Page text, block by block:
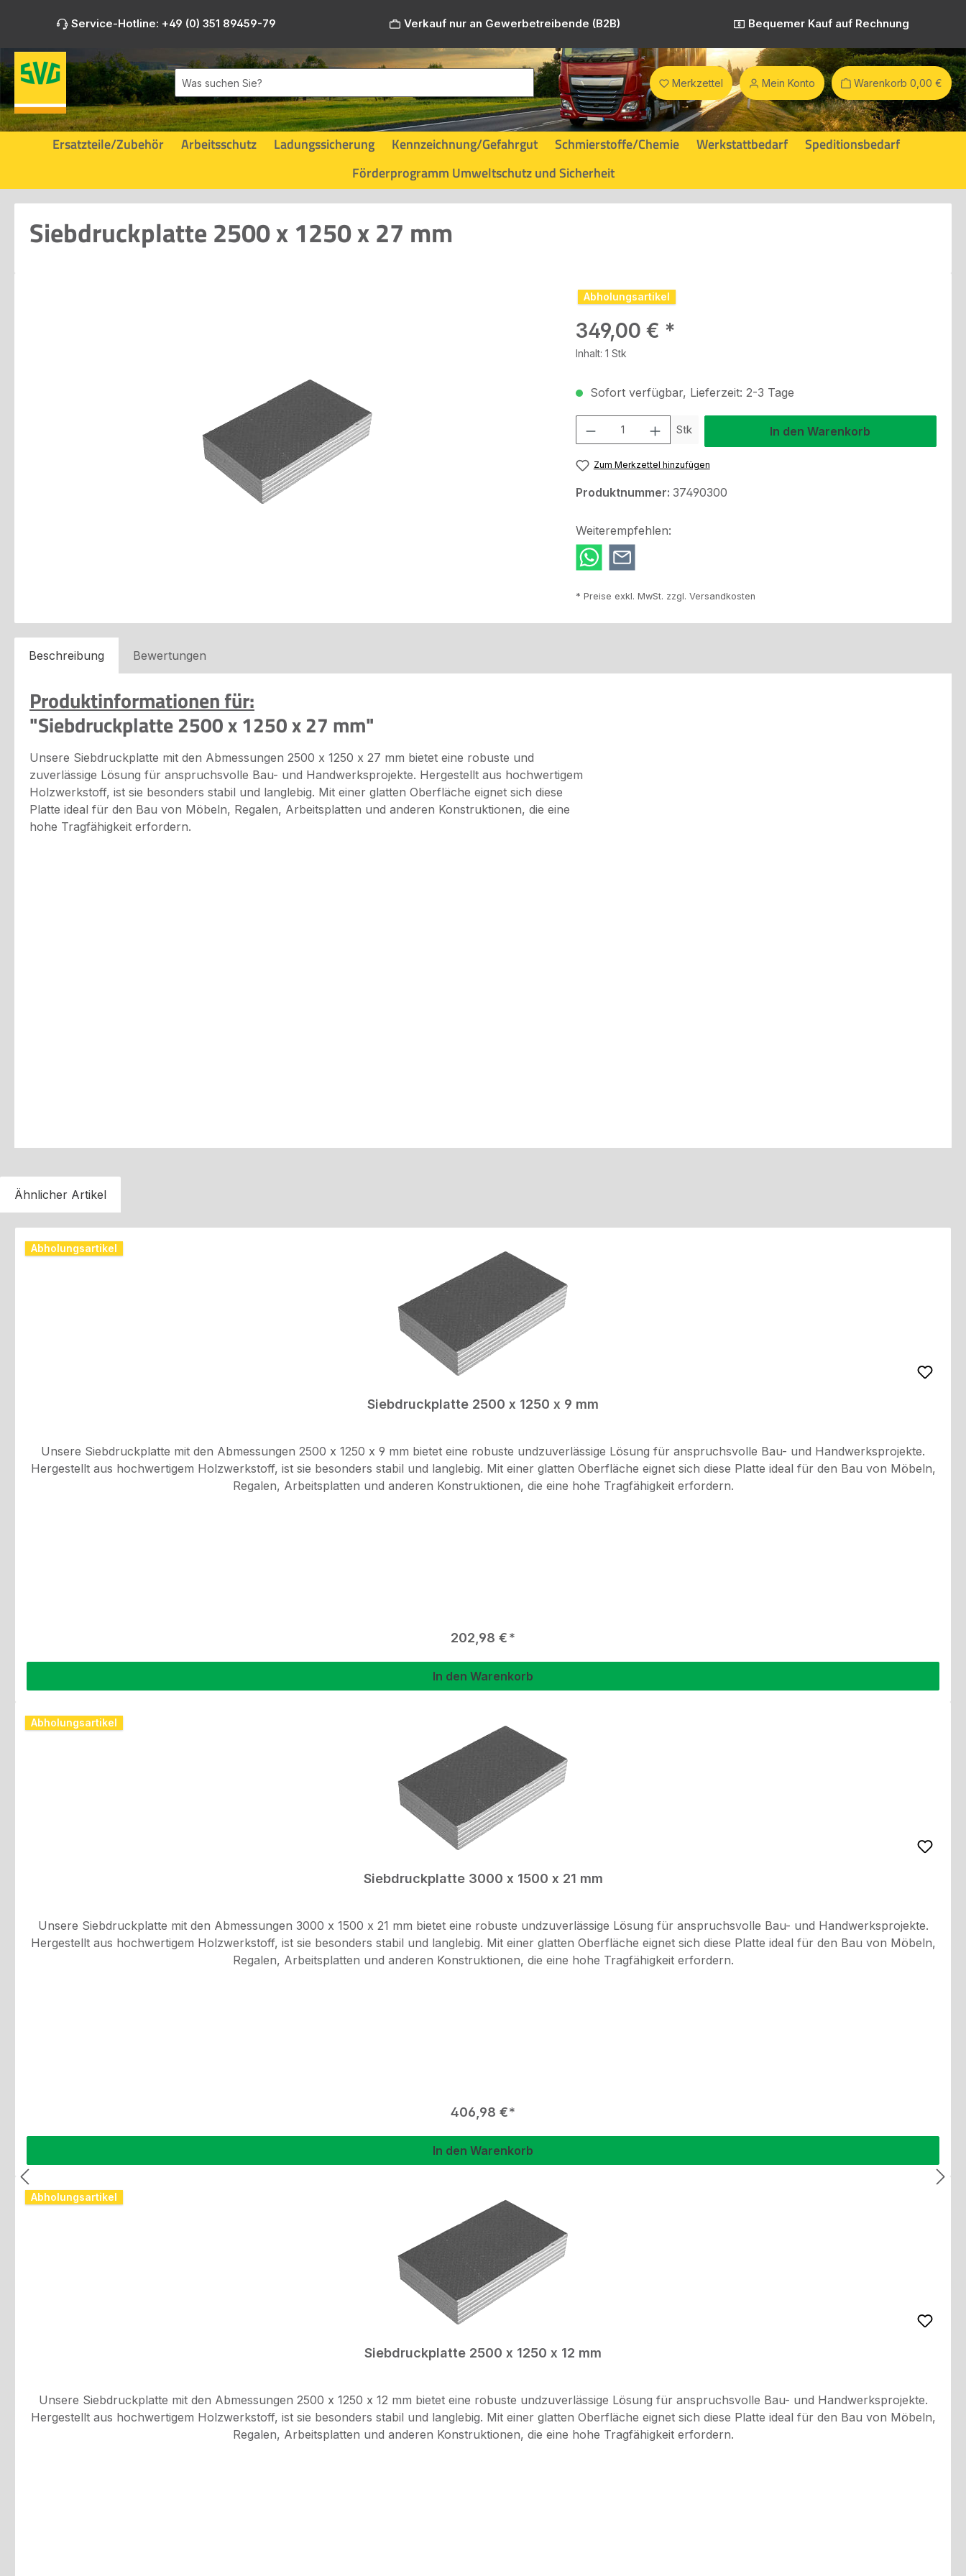
Hauptinhalt springen
Zur Suche springen
Zur Hauptnavigation springen
Service-Hotline: +49 (0) 351 89459-79 Verkauf nur an Gewerbetreibende (B2B) Bequemer Kauf auf Rechnung
Merkzettel Mein Konto Warenkorb 0,00 €
Ersatzteile/Zubehör Arbeitsschutz Ladungssicherung Kennzeichnung/Gefahrgut Schmierstoffe/Chemie Werkstattbedarf
Speditionsbedarf
Förderprogramm Umweltschutz und Sicherheit
Siebdruckplatte 2500 x 1250 x 27 mm
Abholungsartikel
Regulärer Preis:
349,00 €
Inhalt: 1 Stk
Sofort verfügbar, Lieferzeit: 2-3 Tage
Stk In den Warenkorb
Zum Merkzettel hinzufügen
Produktnummer: 37490300
Weiterempfehlen:
* Preise exkl. MwSt. zzgl. Versandkosten
Beschreibung Bewertungen
Produktinformationen für:
"Siebdruckplatte 2500 x 1250 x 27 mm"
Unsere Siebdruckplatte mit den Abmessungen 2500 x 1250 x 27 mm bietet eine robuste und
zuverlässige Lösung für anspruchsvolle Bau- und Handwerksprojekte. Hergestellt aus hochwertigem
Holzwerkstoff, ist sie besonders stabil und langlebig. Mit einer glatten Oberfläche eignet sich diese
Platte ideal für den Bau von Möbeln, Regalen, Arbeitsplatten und anderen Konstruktionen, die eine
hohe Tragfähigkeit erfordern.
Ähnlicher Artikel
Abholungsartikel
Siebdruckplatte 2500 x 1250 x 9 mm
Unsere Siebdruckplatte mit den Abmessungen 2500 x 1250 x 9 mm bietet eine robuste undzuverlässige Lösung für anspruchsvolle Bau- und Handwerksprojekte.
Hergestellt aus hochwertigem Holzwerkstoff, ist sie besonders stabil und langlebig. Mit einer glatten Oberfläche eignet sich diese Platte ideal für den Bau von Möbeln,
Regalen, Arbeitsplatten und anderen Konstruktionen, die eine hohe Tragfähigkeit erfordern.
Regulärer Preis:
202,98 €
In den Warenkorb
Abholungsartikel
Siebdruckplatte 3000 x 1500 x 21 mm
Unsere Siebdruckplatte mit den Abmessungen 3000 x 1500 x 21 mm bietet eine robuste undzuverlässige Lösung für anspruchsvolle Bau- und Handwerksprojekte.
Hergestellt aus hochwertigem Holzwerkstoff, ist sie besonders stabil und langlebig. Mit einer glatten Oberfläche eignet sich diese Platte ideal für den Bau von Möbeln,
Regalen, Arbeitsplatten und anderen Konstruktionen, die eine hohe Tragfähigkeit erfordern.
Regulärer Preis:
406,98 €
In den Warenkorb
Abholungsartikel
Siebdruckplatte 2500 x 1250 x 12 mm
Unsere Siebdruckplatte mit den Abmessungen 2500 x 1250 x 12 mm bietet eine robuste undzuverlässige Lösung für anspruchsvolle Bau- und Handwerksprojekte.
Hergestellt aus hochwertigem Holzwerkstoff, ist sie besonders stabil und langlebig. Mit einer glatten Oberfläche eignet sich diese Platte ideal für den Bau von Möbeln,
Regalen, Arbeitsplatten und anderen Konstruktionen, die eine hohe Tragfähigkeit erfordern.